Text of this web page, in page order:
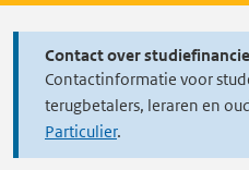
Contact over
Contactinformatie voor
terugbetalers, leraren en
Particulier.